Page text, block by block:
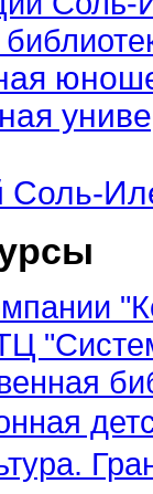
Соль-